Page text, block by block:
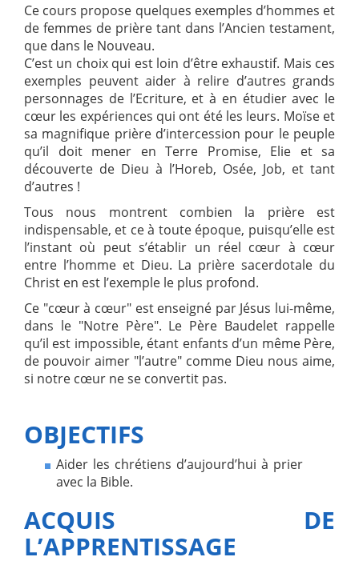
Ce cours propose quelques exemples d’hommes et
de femmes de prière tant dans l’Ancien testament,
que dans le Nouveau.
C’est un choix qui est loin d’être exhaustif. Mais ces
exemples peuvent aider à relire d’autres grands
personnages de l’Ecriture, et à en étudier avec le
cœur les expériences qui ont été les leurs. Moïse et
sa magnifique prière d’intercession pour le peuple
qu’il doit mener en Terre Promise, Elie et sa
découverte de Dieu à l’Horeb, Osée, Job, et tant
d’autres !
Tous nous montrent combien la prière est
indispensable, et ce à toute époque, puisqu’elle est
l’instant où peut s’établir un réel cœur à cœur
entre l’homme et Dieu. La prière sacerdotale du
Christ en est l’exemple le plus profond.
Ce "cœur à cœur" est enseigné par Jésus lui-même,
dans le "Notre Père". Le Père Baudelet rappelle
qu’il est impossible, étant enfants d’un même Père,
de pouvoir aimer "l’autre" comme Dieu nous aime,
si notre cœur ne se convertit pas.
OBJECTIFS
Aider les chrétiens d’aujourd’hui à prier
avec la Bible.
ACQUIS DE
L’APPRENTISSAGE